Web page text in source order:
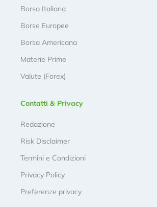
Borsa Italiana
Borse Europee
Borsa Americana
Materie Prime
Valute (Forex)
Contatti & Privacy
Redazione
Risk Disclaimer
Termini e Condizioni
Privacy Policy
Preferenze privacy